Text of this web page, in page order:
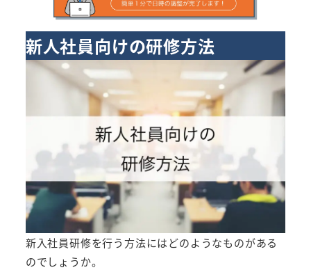
新人社員向けの研修方法
新入社員研修を行う方法にはどのようなものがある
のでしょうか。